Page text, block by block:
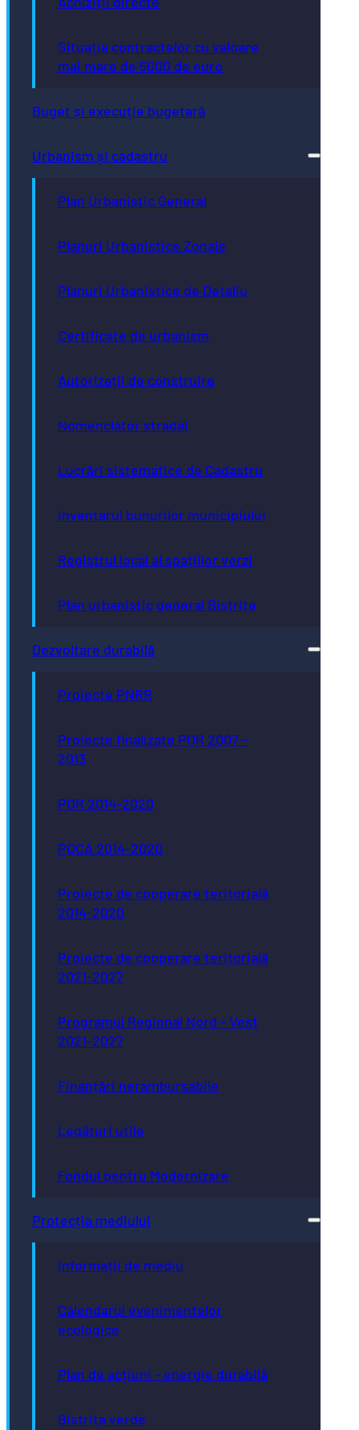
Situația contractelor cu valoare
mai mare de 5000 de euro
Buget și execuție bugetară
Urbanism și cadastru
Plan Urbanistic General
Planuri Urbanistice Zonale
Planuri Urbanistice de Detaliu
Certificate de urbanism
Autorizații de construire
Nomenclator stradal
Lucrări sistematice de Cadastru
Inventarul bunurilor municipiului
Registrul local al spațiilor verzi
Plan urbanistic general Bistrița
Dezvoltare durabilă
Proiecte PNRR
Proiecte finalizate POR 2007 -
2013
POR 2014-2020
POCA 2014-2020
Proiecte de cooperare teritorială
2014-2020
Proiecte de cooperare teritorială
2021-2027
Programul Regional Nord - Vest
2021-2027
Finanțări nerambursabile
Legături utile
Fondul pentru Modernizare
Protecția mediului
Informații de mediu
Calendarul evenimentelor
ecologice
Plan de acțiuni - energie durabilă
Bistrița verde